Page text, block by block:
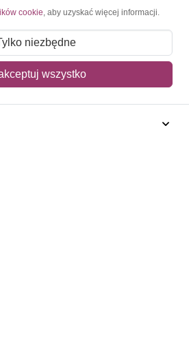
cookie, aby uzyskać więcej informacji.
niezbędne
wszystko